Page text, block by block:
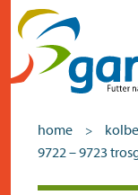
home >
9722 – 9723